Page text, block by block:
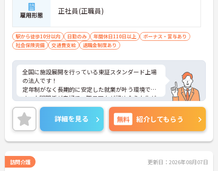
雇用形態 正社員(正職員)
駅から徒歩10分以内 日勤のみ 年間休日110日以上
ボーナス・賞与あり
社会保険完備
交通費支給 退職金制度あり
全国に施設展開を行っている東証スタンダード上場
の法人です！
定年制がなく長期的に安定した就業が叶う環境で
す。人間関係が良好で、職員同士が認め合う文化が
根付いています。
ご興味のある方には、面接対策ポイントなど、さら
に詳細をご案内しますのでお気軽にご相談くださ
い！
詳細を見る 無料 紹介してもらう
訪問介護 更新日：2026年08月07日